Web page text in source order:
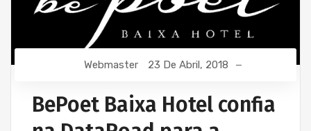
Webmaster 23 De Abril, 2018
BePoet Baixa Hotel confia